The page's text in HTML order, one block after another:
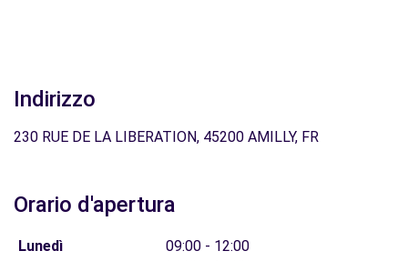
Indirizzo
230 RUE DE LA LIBERATION, 45200 AMILLY, FR
Orario d'apertura
Lunedì
09:00 - 12:00